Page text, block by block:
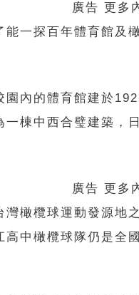
廣告 更多
一探百年體育館及
內的體育館建於
棟中西合璧建築，
廣告 更多
灣橄欖球運動發源地
中橄欖球隊仍是全